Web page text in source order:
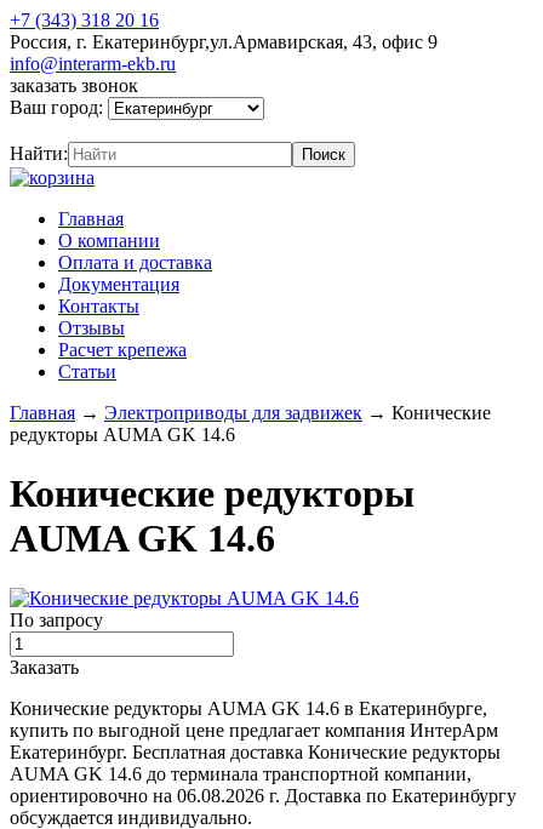
+7 (343) 318 20 16
Россия, г. Екатеринбург,ул.Армавирская, 43, офис 9
info@interarm-ekb.ru
заказать звонок
Ваш город:
Найти:
Главная
О компании
Оплата и доставка
Документация
Контакты
Отзывы
Расчет крепежа
Статьи
Главная → Электроприводы для задвижек → Конические
редукторы AUMA GK 14.6
Конические редукторы
AUMA GK 14.6
По запросу
Заказать
Конические редукторы AUMA GK 14.6 в Екатеринбурге,
купить по выгодной цене предлагает компания ИнтерАрм
Екатеринбург. Бесплатная доставка Конические редукторы
AUMA GK 14.6 до терминала транспортной компании,
ориентировочно на 06.08.2026 г. Доставка по Екатеринбургу
обсуждается индивидуально.